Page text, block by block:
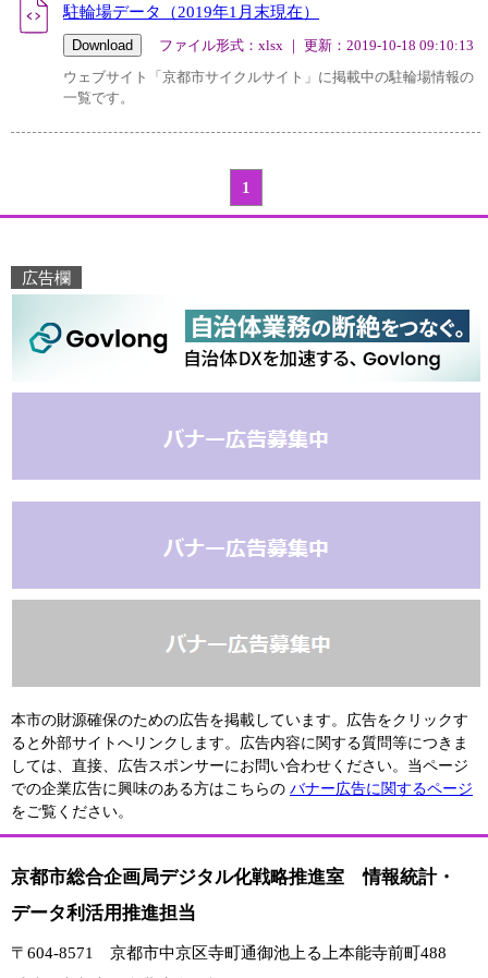
駐輪場データ（2019年1月末現在）
ファイル形式：xlsx ｜ 更新：2019-10-18 09:10:13
ウェブサイト「京都市サイクルサイト」に掲載中の駐輪場情報の
一覧です。
1
広告欄
本市の財源確保のための広告を掲載しています。広告をクリックす
ると外部サイトへリンクします。広告内容に関する質問等につきま
しては、直接、広告スポンサーにお問い合わせください。当ページ
での企業広告に興味のある方はこちらの バナー広告に関するページ
をご覧ください。
京都市総合企画局デジタル化戦略推進室 情報統計・
データ利活用推進担当
〒604-8571 京都市中京区寺町通御池上る上本能寺前町488